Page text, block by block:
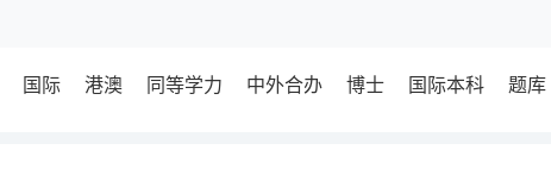
国际 港澳 同等学力 中外合办 博士 国际本科 题库